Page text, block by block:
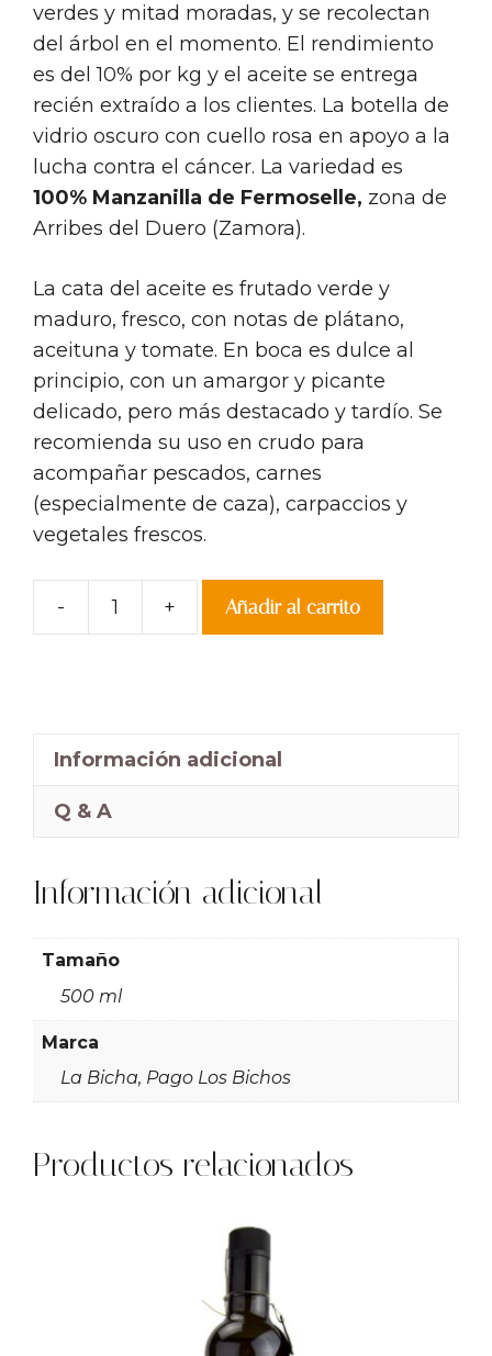
verdes y mitad moradas, y se recolectan
del árbol en el momento. El rendimiento
es del 10% por kg y el aceite se entrega
recién extraído a los clientes. La botella de
vidrio oscuro con cuello rosa en apoyo a la
lucha contra el cáncer. La variedad es
100% Manzanilla de Fermoselle, zona de
Arribes del Duero (Zamora).
La cata del aceite es frutado verde y
maduro, fresco, con notas de plátano,
aceituna y tomate. En boca es dulce al
principio, con un amargor y picante
delicado, pero más destacado y tardío. Se
recomienda su uso en crudo para
acompañar pescados, carnes
(especialmente de caza), carpaccios y
vegetales frescos.
-
cantidad
+ Añadir al carrito
Información adicional
Q & A
Información adicional
Tamaño
500 ml
Marca
La Bicha, Pago Los Bichos
Productos relacionados